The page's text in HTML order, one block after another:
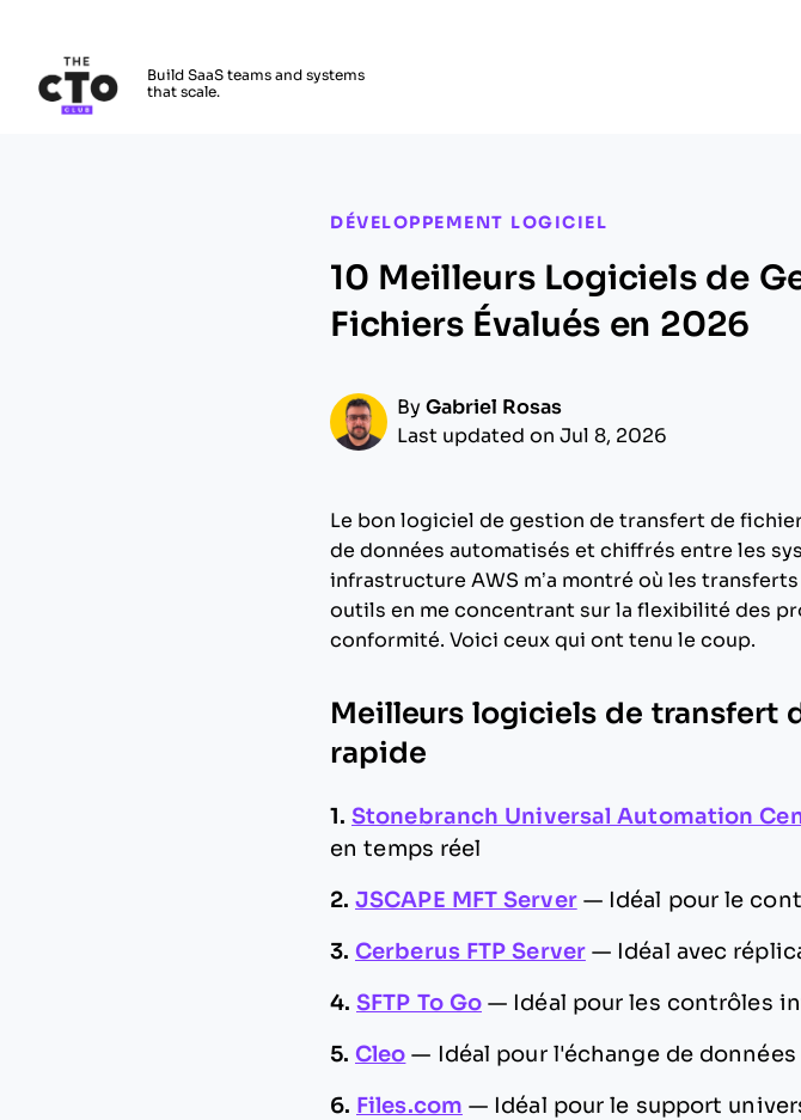
Build SaaS teams and systems
that scale.
DÉVELOPPEMENT LOGICIEL
10 Meilleurs Logiciels de
Fichiers Évalués en 2026
By Gabriel Rosas
Last updated on Jul 8, 2026
Le bon logiciel de gestion de transfert de
de données automatisés et chiffrés entre les
infrastructure AWS m’a montré où les
outils en me concentrant sur la flexibilité des
conformité. Voici ceux qui ont tenu le coup.
Meilleurs logiciels de transfert
rapide
1. Stonebranch Universal Automation
en temps réel
2. JSCAPE MFT Server — Idéal pour le
3. Cerberus FTP Server — Idéal avec
4. SFTP To Go — Idéal pour les contrôles
5. Cleo — Idéal pour l'échange de données
6. Files.com — Idéal pour le support